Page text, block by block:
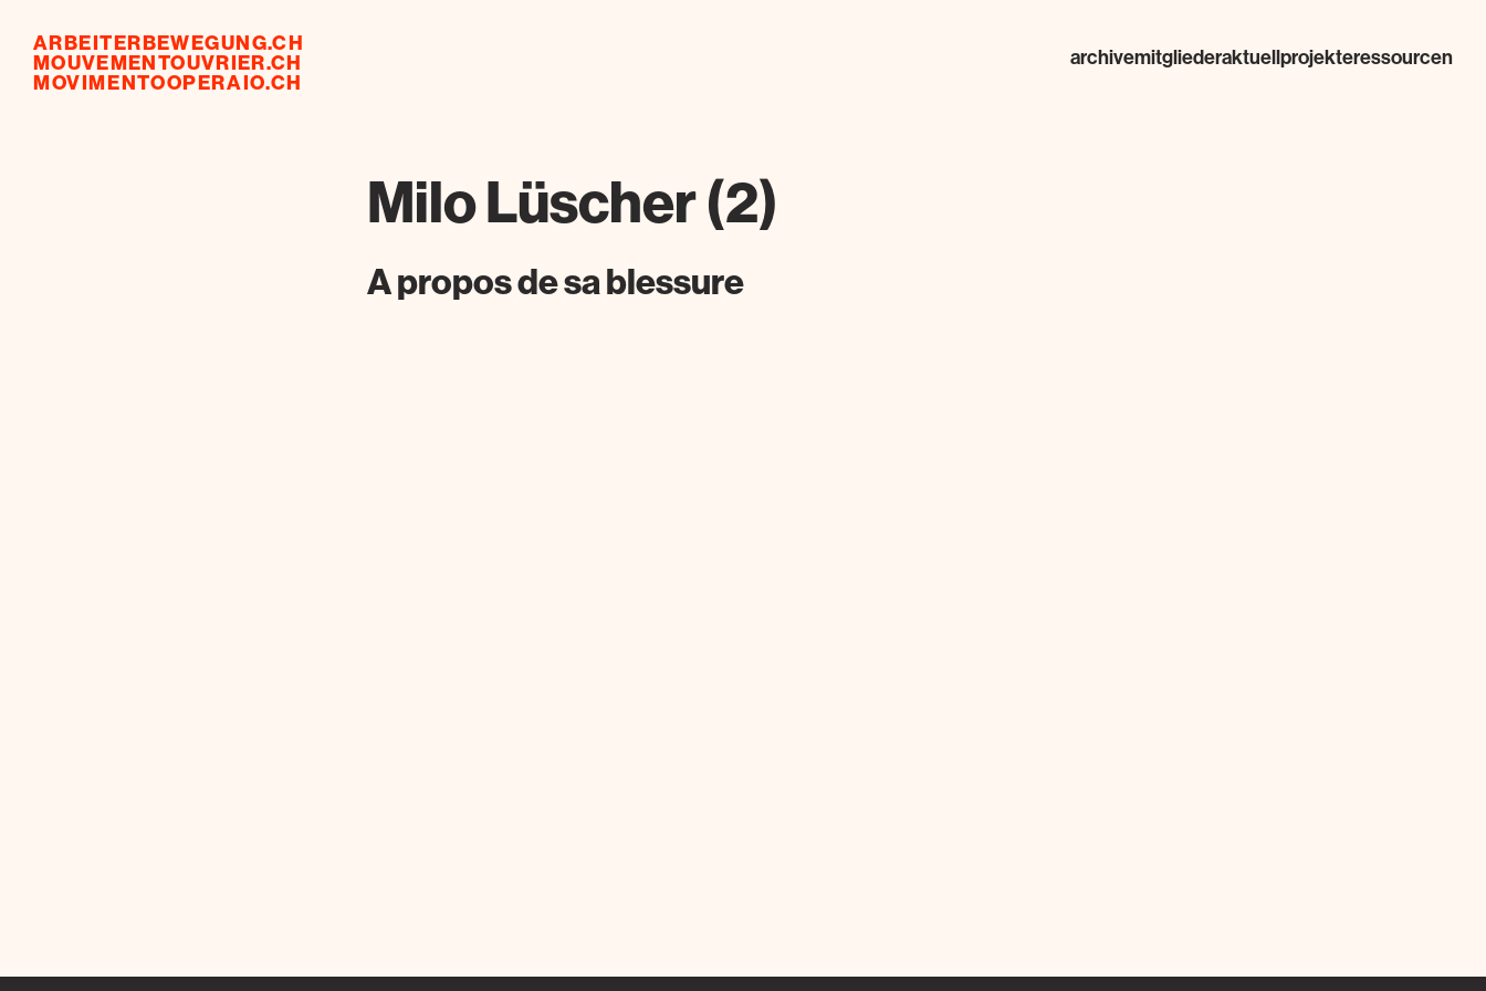
ARBEITERBEWEGUNG.CH
MOUVEMENTOUVRIER.CH
MOVIMENTOOPERAIO.CH
archivemitgliederaktuellprojekteressourcen
Milo Lüscher (2)
A propos de sa blessure